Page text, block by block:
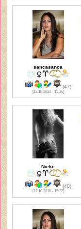
sancasanca
(47)
[12.10.2010 - 15:26]
Nieķe
(40)
[12.10.2010 - 15:22]